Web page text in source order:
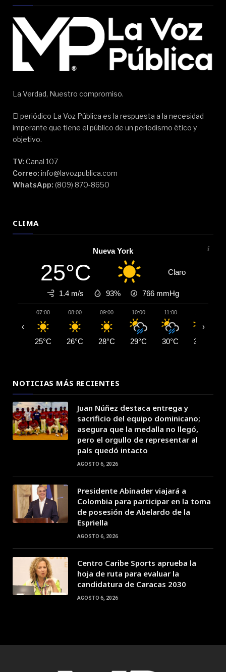
La Verdad, Nuestro compromiso.
El periódico La Voz Pública es la respuesta a la necesidad
imperante que tiene el público de un periodismo ético y
objetivo.
TV: Canal 107
Correo: info@lavozpublica.com
WhatsApp: (809) 870-8650
CLIMA
Nueva York
25°C Claro
1.4 m/s 93% 766 mmHg
07:00
25°C
08:00
26°C
09:00
28°C
10:00
29°C
11:00
30°C 31°C
‹ ›
NOTICIAS MÁS RECIENTES
Juan Núñez destaca entrega y
sacrificio del equipo dominicano;
asegura que la medalla no llegó,
pero el orgullo de representar al
país quedó intacto
AGOSTO 6, 2026
Presidente Abinader viajará a
Colombia para participar en la toma
de posesión de Abelardo de la
Espriella
AGOSTO 6, 2026
Centro Caribe Sports aprueba la
hoja de ruta para evaluar la
candidatura de Caracas 2030
AGOSTO 6, 2026